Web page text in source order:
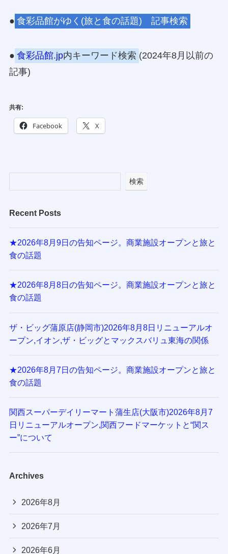
● 食彩品館がゆく(旅と食の話題) 記事検索
● 食彩品館.jp内キーワード検索 (2024年8月以前の
記事)
共有:
Facebook X
検索
Recent Posts
★2026年8月9日の告知ページ。商業施設オープンと旅と
食の話題
★2026年8月8日の告知ページ。商業施設オープンと旅と
食の話題
ザ・ビッグ蒲原店(静岡市)2026年8月8日リニューアルオ
ープン,イオン,ザ・ビッグとマックスバリュ東海の関係
★2026年8月7日の告知ページ。商業施設オープンと旅と
食の話題
関西スーパーデイリーマート蒲生店(大阪市)2026年8月7
日リニューアルオープン,関西フードマーケットと“関ス
ー”について
Archives
2026年8月
2026年7月
2026年6月